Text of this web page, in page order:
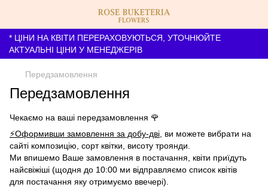
* ЦІНИ НА КВІТИ ПЕРЕРАХОВУЮТЬСЯ, УТОЧНЮЙТЕ
АКТУАЛЬНІ ЦІНИ У МЕНЕДЖЕРІВ
Передзамовлення
Передзамовлення
Чекаємо на ваші передзамовлення 🌹
⚡️Оформивши замовлення за добу-дві , ви можете вибрати на
сайті композицію, сорт квітки, висоту троянди.
Ми впишемо Ваше замовлення в постачання, квіти приїдуть
найсвіжіші (щодня до 10:00 ми відправляємо список квітів
для постачання яку отримуємо ввечері).